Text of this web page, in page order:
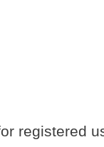
registered